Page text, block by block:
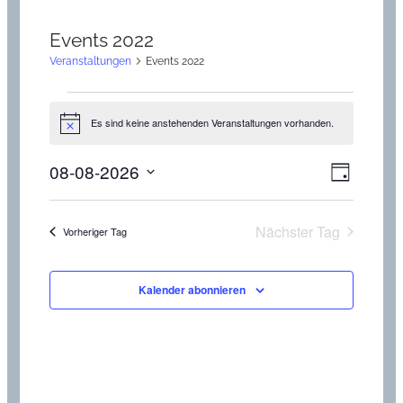
Events 2022
Veranstaltungen Events 2022
Veranstaltungen
für
8.
August
HinweisEs sind keine anstehenden Veranstaltungen vorhanden.
Tag
08-08-2026
Datum
wählen.
Vorheriger Tag Nächster Tag
Kalender abonnieren